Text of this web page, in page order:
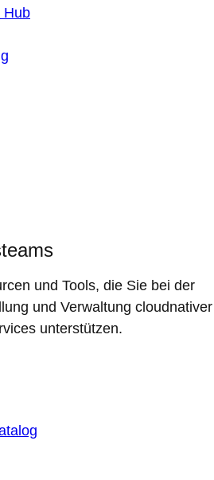
Hub
und Tools, die Sie bei der
und Verwaltung cloudnativer
unterstützen.